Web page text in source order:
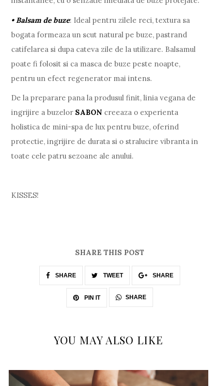
• Balsam de buze: Ideal pentru zilele reci, textura sa
bogata formeaza un scut natural pe buze, pastrand
catifelarea si dupa cateva zile de la utilizare. Balsamul
poate fi folosit si ca masca de buze peste noapte,
pentru un efect regenerator mai intens.
De la preparare pana la produsul finit, linia vegana de
ingrijire a buzelor SABON creeaza o experienta
holistica de mini-spa de lux pentru buze, oferind
protectie, ingrijire de durata si o stralucire vibranta in
toate cele patru sezoane ale anului.
KISSES!
SHARE THIS POST
SHARE TWEET SHARE
PIN IT SHARE
YOU MAY ALSO LIKE